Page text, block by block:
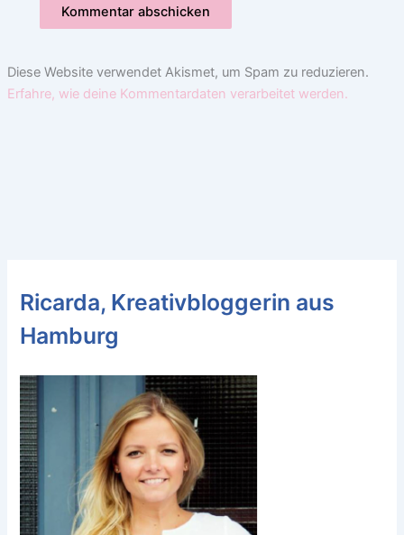
Diese Website verwendet Akismet, um Spam zu reduzieren.
Erfahre, wie deine Kommentardaten verarbeitet werden.
Ricarda, Kreativbloggerin aus
Hamburg